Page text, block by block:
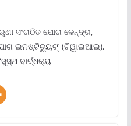
ସଂଗଠିତ ଯୋଗ କେନ୍ଦ୍ର,
ଇନଷ୍ଟିଚ୍ୟୁଟ୍‌’ (ଟିୱାଇଆଇ),
ବାର୍ଦ୍ଧକ୍ୟ